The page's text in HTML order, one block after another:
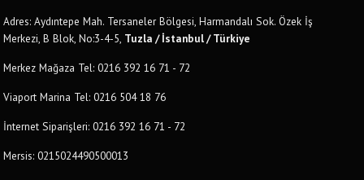
Adres: Aydıntepe Mah. Tersaneler Bölgesi, Harmandalı Sok. Özek İş
Merkezi, B Blok, No:3-4-5, Tuzla / İstanbul / Türkiye
Merkez Mağaza Tel: 0216 392 16 71 - 72
Viaport Marina Tel: 0216 504 18 76
İnternet Siparişleri: 0216 392 16 71 - 72
Mersis: 0215024490500013